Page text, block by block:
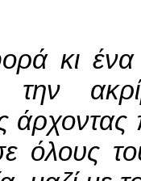
κι ένα
την
όλους